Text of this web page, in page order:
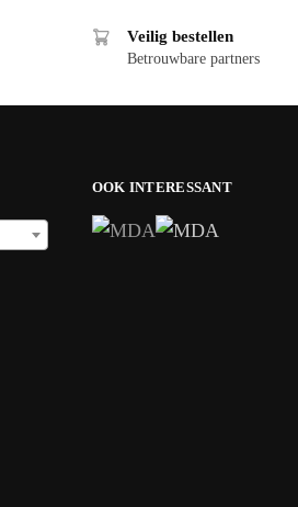
Veilig bestellen
Betrouwbare partners
OOK INTERESSANT